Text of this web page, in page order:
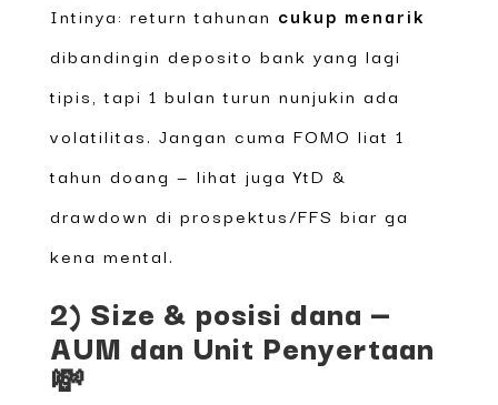
Intinya: return tahunan cukup menarik
dibandingin deposito bank yang lagi
tipis, tapi 1 bulan turun nunjukin ada
volatilitas. Jangan cuma FOMO liat 1
tahun doang — lihat juga YtD &
drawdown di prospektus/FFS biar ga
kena mental.
2) Size & posisi dana —
AUM dan Unit Penyertaan
💸